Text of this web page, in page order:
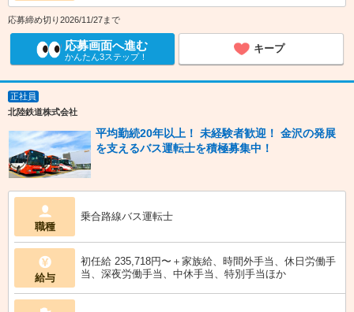
応募締め切り2026/11/27まで
応募画面へ進む
かんたん3ステップ！
キープ
正社員
北陸鉄道株式会社
平均勤続20年以上！ 未経験者歓迎！ 金沢の発展
を支えるバス運転士を積極募集中！
職種
乗合路線バス運転士
給与
初任給 235,718円〜＋家族給、時間外手当、休日労働手
当、深夜労働手当、中休手当、特別手当ほか